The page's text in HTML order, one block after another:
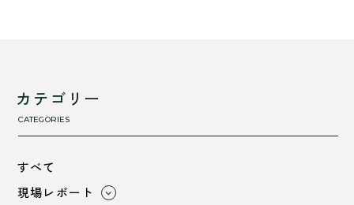
カテゴリー
CATEGORIES
すべて
現場レポート